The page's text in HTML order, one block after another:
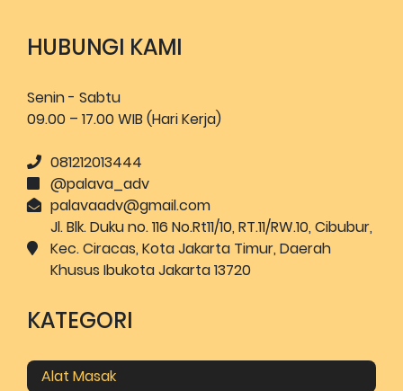
HUBUNGI KAMI
Senin - Sabtu
09.00 – 17.00 WIB (Hari Kerja)
081212013444
@palava_adv
palavaadv@gmail.com
Jl. Blk. Duku no. 116 No.Rt11/10, RT.11/RW.10, Cibubur,
Kec. Ciracas, Kota Jakarta Timur, Daerah
Khusus Ibukota Jakarta 13720
KATEGORI
Alat Masak